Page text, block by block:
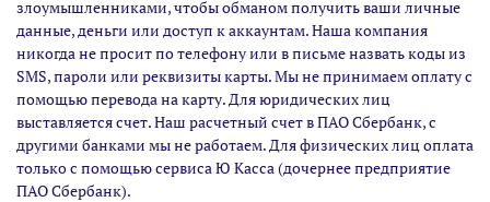
злоумышленниками, чтобы обманом получить ваши личные
данные, деньги или доступ к аккаунтам. Наша компания
никогда не просит по телефону или в письме назвать коды из
SMS, пароли или реквизиты карты. Мы не принимаем оплату с
помощью перевода на карту. Для юридических лиц
выставляется счет. Наш расчетный счет в ПАО Сбербанк, с
другими банками мы не работаем. Для физических лиц оплата
только с помощью сервиса Ю Касса (дочернее предприятие
ПАО Сбербанк).